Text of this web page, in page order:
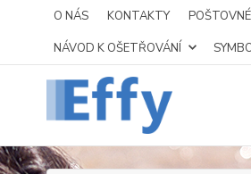
O NÁS KONTAKTY POŠTOVNÉ
NÁVOD K OŠETŘOVÁNÍ